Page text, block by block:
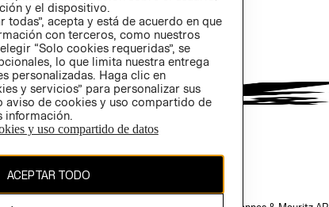
y el dispositivo.
todas”, acepta y está de acuerdo en que
con terceros, como nuestros
“Solo cookies requeridas”, se
lo que limita nuestra entrega
personalizadas. Haga clic en
y servicios” para personalizar sus
aviso de cookies y uso compartido de
información.
y uso compartido de datos
ACEPTAR TODO